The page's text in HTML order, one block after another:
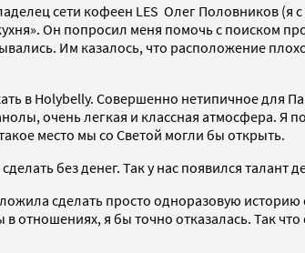
сети кофеен LES Олег Половников (я
Он попросил меня помочь с поиском
Им казалось, что расположение
в Holybelly. Совершенно нетипичное для
очень легкая и классная атмосфера. Я
место мы со Светой могли бы открыть.
без денег. Так у нас появился
сделать просто одноразовую историю
отношениях, я бы точно отказалась. Так